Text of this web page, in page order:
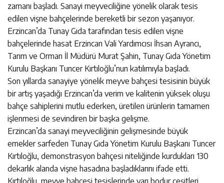
zamanı başladı. Sanayi meyveciliğine yönelik olarak tesis
edilen vişne bahçelerinde bereketli bir sezon yaşanıyor.
Erzincan’da Tunay Gıda tarafından tesis edilen vişne
bahçelerinde hasat Erzincan Vali Yardımcısı İhsan Ayrancı,
Tarım ve Orman İl Müdürü Murat Şahin, Tunay Gıda Yönetim
Kurulu Başkanı Tuncer Kırtıloğlu’nun katılımıyla başladı.
Son yıllarda sanayiye yönelik meyve bahçesi tesisinin büyük
bir artış yaşadığı Erzincan’da verim ve kalitenin yüksek oluşu
bahçe sahiplerini mutlu ederken, üretilen ürünlerin tamamen
işlenmesi de sevindiren bir başka gelişme.
Erzincan’da sanayi meyveciliğinin gelişmesinde büyük
emekler sarfeden Tunay Gıda Yönetim Kurulu Başkanı Tuncer
Kırtıloğlu, demonstrasyon bahçesi niteliğinde kurdukları 130
dekarlık alanda vişne hasadına başladıklarını ifade etti.
Kırtıloğlu, meyve bahçesi tesislerinde yarı bodur çeşitleri